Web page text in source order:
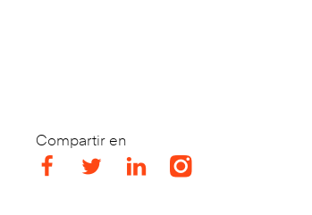
Compartir en